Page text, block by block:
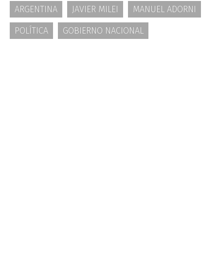
ARGENTINA JAVIER MILEI
MANUEL ADORNI
POLÍTICA
GOBIERNO NACIONAL